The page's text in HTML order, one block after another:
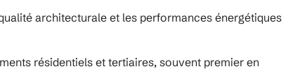
architecturale et les performances énergétiques
résidentiels et tertiaires, souvent premier en